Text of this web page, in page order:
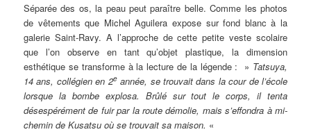
Séparée des os, la peau peut paraître belle. Comme les photos
de vêtements que Michel Aguilera expose sur fond blanc à la
galerie Saint-Ravy. A l’approche de cette petite veste scolaire
que l’on observe en tant qu’objet plastique, la dimension
esthétique se transforme à la lecture de la légende : » Tatsuya,
14 ans, collégien en 2eannée, se trouvait dans la cour de l’école
lorsque la bombe explosa. Brûlé sur tout le corps, il tenta
désespérément de fuir par la route démolie, mais s’effondra à mi-
chemin de Kusatsu où se trouvait sa maison. «